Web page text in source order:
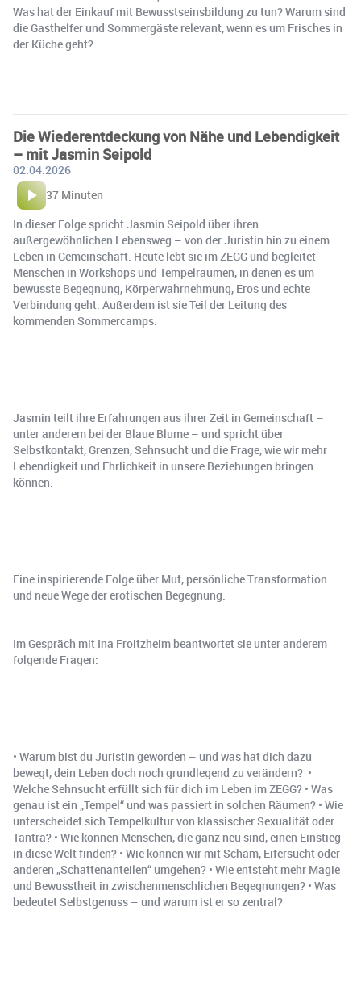
Was hat der Einkauf mit Bewusstseinsbildung zu tun? Warum sind
die Gasthelfer und Sommergäste relevant, wenn es um Frisches in
der Küche geht?
Die Wiederentdeckung von Nähe und Lebendigkeit
– mit Jasmin Seipold
02.04.2026
37 Minuten
In dieser Folge spricht Jasmin Seipold über ihren
außergewöhnlichen Lebensweg – von der Juristin hin zu einem
Leben in Gemeinschaft. Heute lebt sie im ZEGG und begleitet
Menschen in Workshops und Tempelräumen, in denen es um
bewusste Begegnung, Körperwahrnehmung, Eros und echte
Verbindung geht. Außerdem ist sie Teil der Leitung des
kommenden Sommercamps.
Jasmin teilt ihre Erfahrungen aus ihrer Zeit in Gemeinschaft –
unter anderem bei der Blaue Blume – und spricht über
Selbstkontakt, Grenzen, Sehnsucht und die Frage, wie wir mehr
Lebendigkeit und Ehrlichkeit in unsere Beziehungen bringen
können.
Eine inspirierende Folge über Mut, persönliche Transformation
und neue Wege der erotischen Begegnung.
Im Gespräch mit Ina Froitzheim beantwortet sie unter anderem
folgende Fragen:
• Warum bist du Juristin geworden – und was hat dich dazu
bewegt, dein Leben doch noch grundlegend zu verändern? •
Welche Sehnsucht erfüllt sich für dich im Leben im ZEGG? • Was
genau ist ein „Tempel“ und was passiert in solchen Räumen? • Wie
unterscheidet sich Tempelkultur von klassischer Sexualität oder
Tantra? • Wie können Menschen, die ganz neu sind, einen Einstieg
in diese Welt finden? • Wie können wir mit Scham, Eifersucht oder
anderen „Schattenanteilen“ umgehen? • Wie entsteht mehr Magie
und Bewusstheit in zwischenmenschlichen Begegnungen? • Was
bedeutet Selbstgenuss – und warum ist er so zentral?